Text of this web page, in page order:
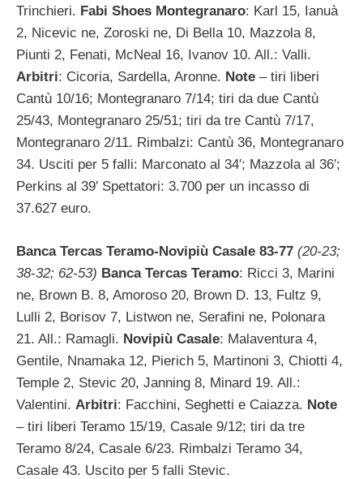
Trinchieri. Fabi Shoes Montegranaro: Karl 15, Ianuà
2, Nicevic ne, Zoroski ne, Di Bella 10, Mazzola 8,
Piunti 2, Fenati, McNeal 16, Ivanov 10. All.: Valli.
Arbitri: Cicoria, Sardella, Aronne. Note – tiri liberi
Cantù 10/16; Montegranaro 7/14; tiri da due Cantù
25/43, Montegranaro 25/51; tiri da tre Cantù 7/17,
Montegranaro 2/11. Rimbalzi: Cantù 36, Montegranaro
34. Usciti per 5 falli: Marconato al 34′; Mazzola al 36′;
Perkins al 39′ Spettatori: 3.700 per un incasso di
37.627 euro.
Banca Tercas Teramo-Novipiù Casale 83-77 (20-23;
38-32; 62-53) Banca Tercas Teramo: Ricci 3, Marini
ne, Brown B. 8, Amoroso 20, Brown D. 13, Fultz 9,
Lulli 2, Borisov 7, Listwon ne, Serafini ne, Polonara
21. All.: Ramagli. Novipiù Casale: Malaventura 4,
Gentile, Nnamaka 12, Pierich 5, Martinoni 3, Chiotti 4,
Temple 2, Stevic 20, Janning 8, Minard 19. All.:
Valentini. Arbitri: Facchini, Seghetti e Caiazza. Note
– tiri liberi Teramo 15/19, Casale 9/12; tiri da tre
Teramo 8/24, Casale 6/23. Rimbalzi Teramo 34,
Casale 43. Uscito per 5 falli Stevic.